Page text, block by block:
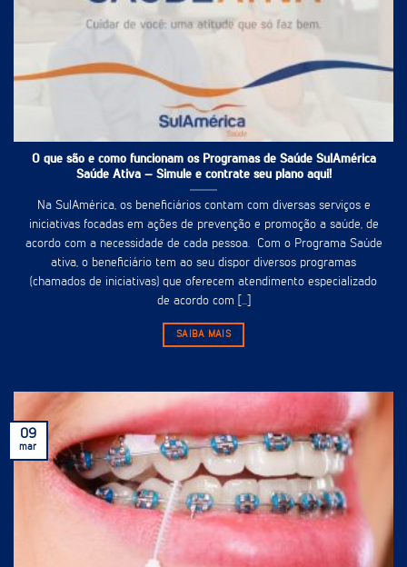
O que são e como funcionam os Programas de Saúde SulAmérica
Saúde Ativa – Simule e contrate seu plano aqui!
Na SulAmérica, os beneficiários contam com diversas serviços e
iniciativas focadas em ações de prevenção e promoção a saúde, de
acordo com a necessidade de cada pessoa. Com o Programa Saúde
ativa, o beneficiário tem ao seu dispor diversos programas
(chamados de iniciativas) que oferecem atendimento especializado
de acordo com [...]
SAIBA MAIS
09
mar